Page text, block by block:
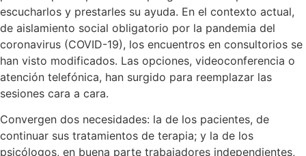
escucharlos y prestarles su ayuda. En el contexto actual,
de aislamiento social obligatorio por la pandemia del
coronavirus (COVID-19), los encuentros en consultorios se
han visto modificados. Las opciones, videoconferencia o
atención telefónica, han surgido para reemplazar las
sesiones cara a cara.
Convergen dos necesidades: la de los pacientes, de
continuar sus tratamientos de terapia; y la de los
psicólogos, en buena parte trabajadores independientes,